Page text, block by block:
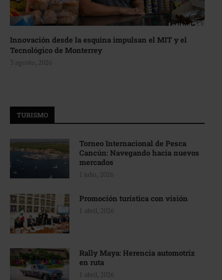
Innovación desde la esquina impulsan el MIT y el
Tecnológico de Monterrey
3 agosto, 2026
TURISMO
Torneo Internacional de Pesca
Cancún: Navegando hacia nuevos
mercados
1 julio, 2026
Promoción turística con visión
1 abril, 2026
Rally Maya: Herencia automotriz
en ruta
1 abril, 2026